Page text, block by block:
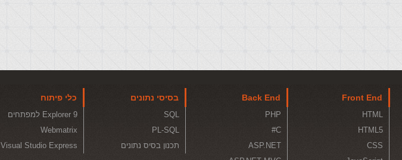
Front End
HTML
HTML5
CSS
Back End
PHP
C#
ASP.NET
בסיסי נתונים
SQL
PL-SQL
תכנון בסיס נתונים
כלי פיתוח
Explorer 9 למפתחים
Webmatrix
Visual Studio Express